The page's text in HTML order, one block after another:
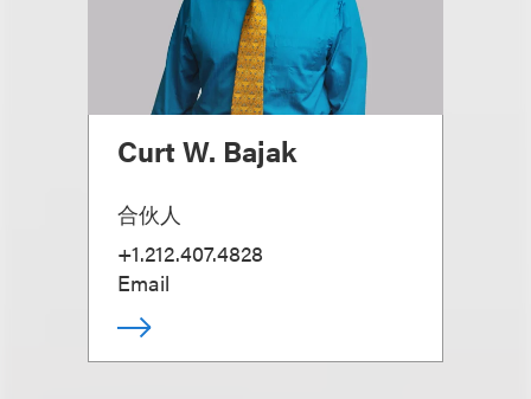
Curt W. Bajak
合伙人
+1.212.407.4828
Email